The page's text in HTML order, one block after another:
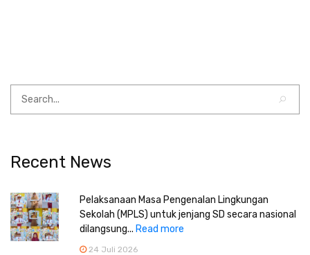
Recent News
Pelaksanaan Masa Pengenalan Lingkungan
Sekolah (MPLS) untuk jenjang SD secara nasional
dilangsung... Read more
24 Juli 2026